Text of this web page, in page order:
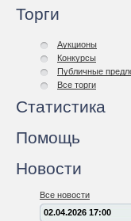
Торги
Аукционы
Конкурсы
Публичные
Все торги
Статистика
Помощь
Новости
Все новости
02.04.2026 17:00